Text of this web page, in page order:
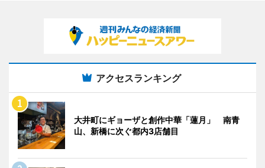
アクセスランキング
大井町にギョーザと創作中華「蓮月」 南青
山、新橋に次ぐ都内3店舗目